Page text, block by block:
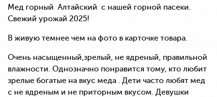
Мед горный Алтайский с нашей горной пасеки.
Свежий урожай 2025!
В живую темнее чем на фото в карточке товара.
Очень насыщенный,зрелый, не ядреный, правильной
влажности. Однозначно понравится тому, кто любит
зрелые богатые на вкус меда . Дети часто любят мед
с не ядреным и не приторным вкусом. Девушки